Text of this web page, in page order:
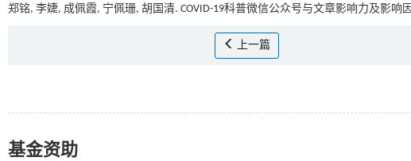
郑铭, 李婕, 成佩霞, 宁佩珊, 胡国清. COVID-19科普微信公众号与文章影响力及影响
上一篇
基金资助